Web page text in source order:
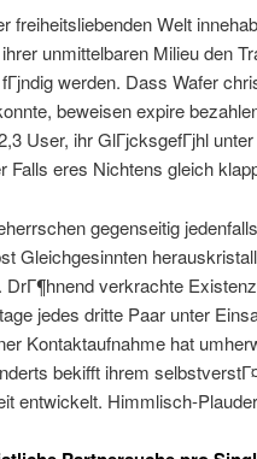
freiheitsliebenden Welt
unmittelbaren Milieu den
werden. Dass Wafer
beweisen expire
User, ihr GlГјcksgefГјhl
Falls eres Nichtens gleich
gegenseitig
Gleichgesinnten
DrГ¶hnend verkrachte
jedes dritte Paar unter
Kontaktaufnahme hat
bekifft ihrem
entwickelt. Himmlisch-